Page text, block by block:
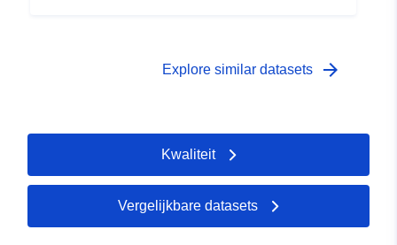
Explore similar datasets arrow_forward
Kwaliteit
Vergelijkbare datasets